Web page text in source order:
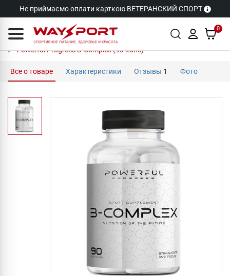
Не приймаємо оплати карткою ВЕТЕРАНСКИЙ СПОРТ
0
Powerful Progress B-Complex (90 капс)
Все о товаре Характеристики Отзывы 1 Фото